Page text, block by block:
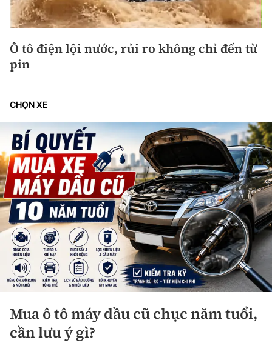
Ô tô điện lội nước, rủi ro không chỉ đến từ
pin
CHỌN XE
Mua ô tô máy dầu cũ chục năm tuổi,
cần lưu ý gì?